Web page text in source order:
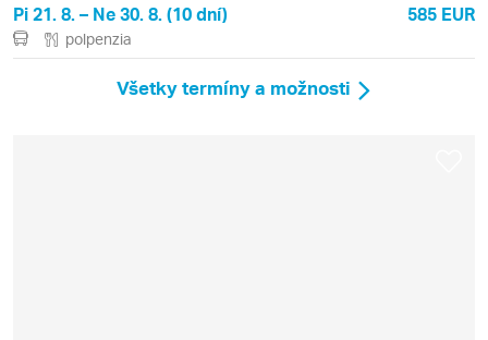
Pi 21. 8. – Ne 30. 8. (10 dní) 585 EUR
polpenzia
Všetky termíny a možnosti